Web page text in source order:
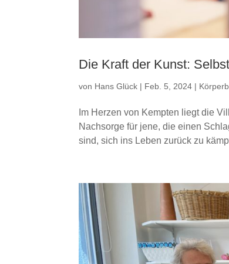
Die Kraft der Kunst:
von Hans Glück | Feb. 5, 2024 |
Im Herzen von Kempten liegt die
Nachsorge für jene, die einen
sind, sich ins Leben zurück zu